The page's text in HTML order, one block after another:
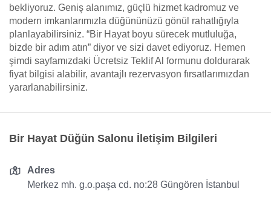
bekliyoruz. Geniş alanımız, güçlü hizmet kadromuz ve
modern imkanlarımızla düğününüzü gönül rahatlığıyla
planlayabilirsiniz. “Bir Hayat boyu sürecek mutluluğa,
bizde bir adım atın” diyor ve sizi davet ediyoruz. Hemen
şimdi sayfamızdaki Ücretsiz Teklif Al formunu doldurarak
fiyat bilgisi alabilir, avantajlı rezervasyon fırsatlarımızdan
yararlanabilirsiniz.
Bir Hayat Düğün Salonu İletişim Bilgileri
Adres
Merkez mh. g.o.paşa cd. no:28 Güngören İstanbul